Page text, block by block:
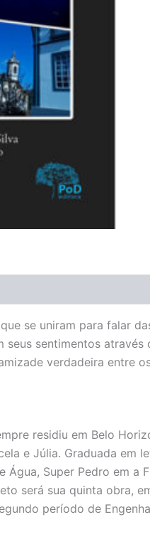
se uniram para falar
seus sentimentos
verdadeira entre
residiu em Belo
e Júlia. Graduada
Super Pedro em
será sua quinta obra,
período de